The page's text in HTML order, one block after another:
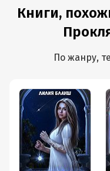
Книги,
По жанру,